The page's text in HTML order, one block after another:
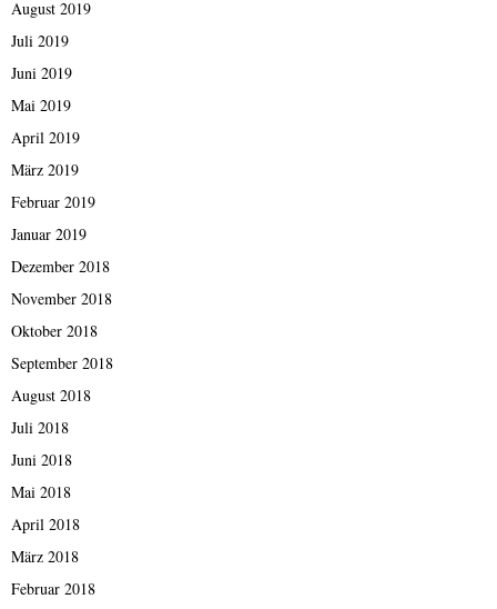
August 2019
Juli 2019
Juni 2019
Mai 2019
April 2019
März 2019
Februar 2019
Januar 2019
Dezember 2018
November 2018
Oktober 2018
September 2018
August 2018
Juli 2018
Juni 2018
Mai 2018
April 2018
März 2018
Februar 2018